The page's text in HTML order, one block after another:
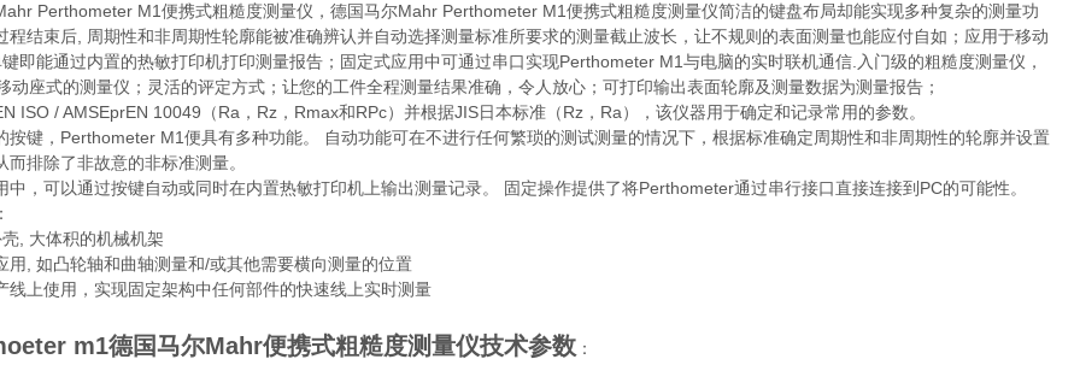
Perthometer M1便携式粗糙度测量仪，德国马尔Mahr Perthometer M1便携式粗糙度测量仪简洁的键盘布局却能实现多种复杂的测量功
程结束后, 周期性和非周期性轮廓能被准确辨认并自动选择测量标准所要求的测量截止波长，让不规则的表面测量也能应付自如；应用于移动
即能通过内置的热敏打印机打印测量报告；固定式应用中可通过串口实现Perthometer M1与电脑的实时联机通信.入门级的粗糙度测量仪，
动座式的测量仪；灵活的评定方式；让您的工件全程测量结果准确，令人放心；可打印输出表面轮廓及测量数据为测量报告；
ISO / AMSEprEN 10049（Ra，Rz，Rmax和RPc）并根据JIS日本标准（Rz，Ra），该仪器用于确定和记录常用的参数。
按键，Perthometer M1便具有多种功能。 自动功能可在不进行任何繁琐的测试测量的情况下，根据标准确定周期性和非周期性的轮廓并设置
而排除了非故意的非标准测量。
中，可以通过按键自动或同时在内置热敏打印机上输出测量记录。 固定操作提供了将Perthometer通过串行接口直接连接到PC的可能性。
, 大体积的机械机架
, 如凸轮轴和曲轴测量和/或其他需要横向测量的位置
上使用，实现固定架构中任何部件的快速线上实时测量
m1德国马尔Mahr便携式粗糙度测量仪技术参数 ：